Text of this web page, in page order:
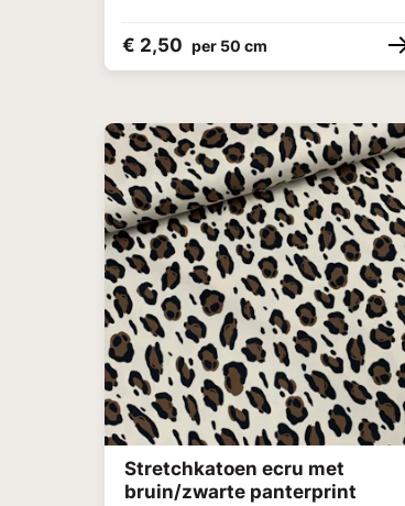
€ 2,50 per 50 cm
Stretchkatoen ecru met
bruin/zwarte panterprint